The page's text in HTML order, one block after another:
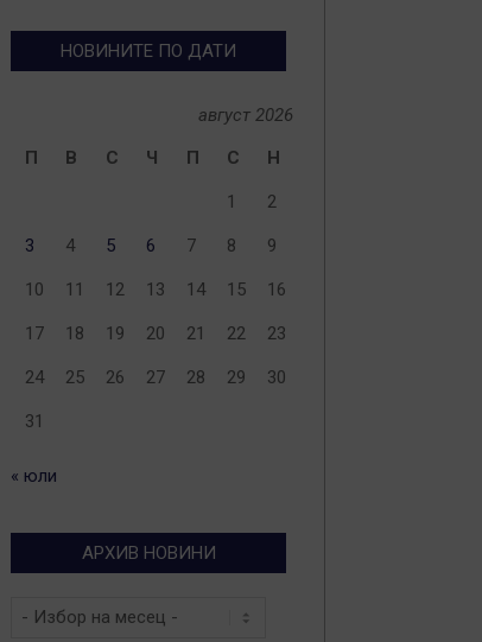
НОВИНИТЕ ПО ДАТИ
август 2026
П
В С Ч П С Н
1 2
3 4 5 6 7 8 9
10 11 12 13 14 15 16
17 18 19 20 21 22 23
24 25 26 27 28 29 30
31
« юли
АРХИВ НОВИНИ
Архив